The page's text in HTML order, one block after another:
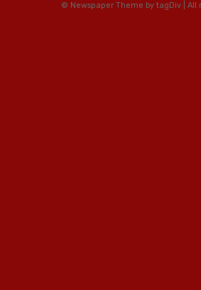
© Newspaper Theme by tagDiv | All